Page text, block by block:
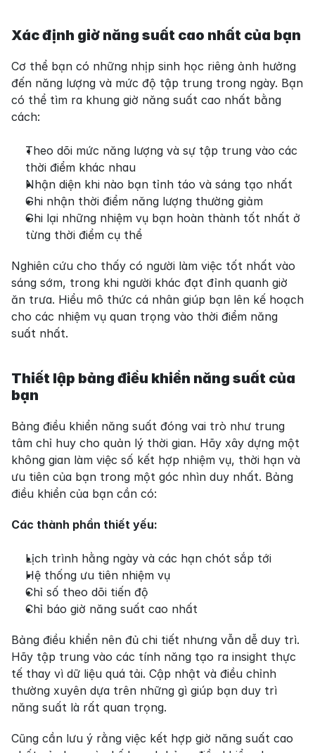
Xác định giờ năng suất cao nhất của bạn
Cơ thể bạn có những nhịp sinh học riêng ảnh hưởng
đến năng lượng và mức độ tập trung trong ngày. Bạn
có thể tìm ra khung giờ năng suất cao nhất bằng
cách:
Theo dõi mức năng lượng và sự tập trung vào các
thời điểm khác nhau
Nhận diện khi nào bạn tỉnh táo và sáng tạo nhất
Ghi nhận thời điểm năng lượng thường giảm
Ghi lại những nhiệm vụ bạn hoàn thành tốt nhất ở
từng thời điểm cụ thể
Nghiên cứu cho thấy có người làm việc tốt nhất vào
sáng sớm, trong khi người khác đạt đỉnh quanh giờ
ăn trưa. Hiểu mô thức cá nhân giúp bạn lên kế hoạch
cho các nhiệm vụ quan trọng vào thời điểm năng
suất nhất.
Thiết lập bảng điều khiển năng suất của
bạn
Bảng điều khiển năng suất đóng vai trò như trung
tâm chỉ huy cho quản lý thời gian. Hãy xây dựng một
không gian làm việc số kết hợp nhiệm vụ, thời hạn và
ưu tiên của bạn trong một góc nhìn duy nhất. Bảng
điều khiển của bạn cần có:
Các thành phần thiết yếu:
Lịch trình hằng ngày và các hạn chót sắp tới
Hệ thống ưu tiên nhiệm vụ
Chỉ số theo dõi tiến độ
Chỉ báo giờ năng suất cao nhất
Bảng điều khiển nên đủ chi tiết nhưng vẫn dễ duy trì.
Hãy tập trung vào các tính năng tạo ra insight thực
tế thay vì dữ liệu quá tải. Cập nhật và điều chỉnh
thường xuyên dựa trên những gì giúp bạn duy trì
năng suất là rất quan trọng.
Cũng cần lưu ý rằng việc kết hợp giờ năng suất cao